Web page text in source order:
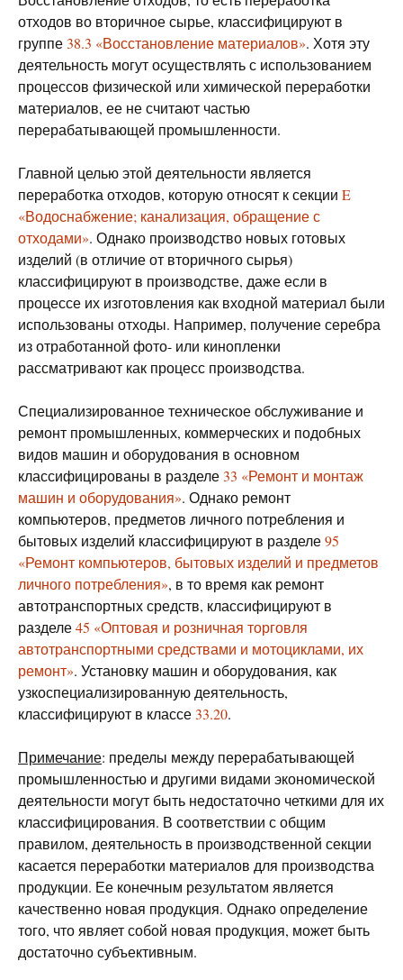
отходов во вторичное сырье, классифицируют в
группе38.3 «Восстановление материалов». Хотя эту
деятельность могут осуществлять с использованием
процессов физической или химической переработки
материалов, ее не считают частью
перерабатывающей промышленности.
Главной целью этой деятельности является
переработка отходов, которую относят к секции E
«Водоснабжение; канализация, обращение с
отходами». Однако производство новых готовых
изделий (в отличие от вторичного сырья)
классифицируют в производстве, даже если в
процессе их изготовления как входной материал были
использованы отходы. Например, получение серебра
из отработанной фото- или кинопленки
рассматривают как процесс производства.
Специализированное техническое обслуживание и
ремонт промышленных, коммерческих и подобных
видов машин и оборудования в основном
классифицированы в разделе33 «Ремонт и монтаж
машин и оборудования». Однако ремонт
компьютеров, предметов личного потребления и
бытовых изделий классифицируют в разделе95
«Ремонт компьютеров, бытовых изделий и предметов
личного потребления», в то время как ремонт
автотранспортных средств, классифицируют в
разделе45 «Оптовая и розничная торговля
автотранспортными средствами и мотоциклами, их
ремонт». Установку машин и оборудования, как
узкоспециализированную деятельность,
классифицируют в классе33.20.
Примечание: пределы между перерабатывающей
промышленностью и другими видами экономической
деятельности могут быть недостаточно четкими для их
классифицирования. В соответствии с общим
правилом, деятельность в производственной секции
касается переработки материалов для производства
продукции. Ее конечным результатом является
качественно новая продукция. Однако определение
того, что являет собой новая продукция, может быть
достаточно субъективным.